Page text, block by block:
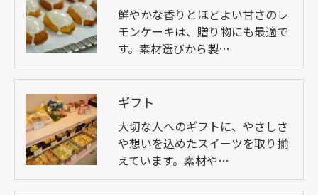
鮮やかな香りとほどよい甘さのレ
モンケーキは、贈り物にも最適で
す。素材選びから製…
ギフト
大切な人へのギフトに、やさしさ
や想いを込めたスイーツを取り揃
えています。素材や…